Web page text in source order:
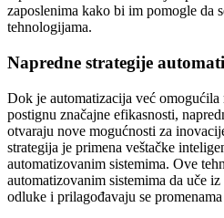
zaposlenima kako bi im pomogle da
tehnologijama.
Napredne strategije
Dok je automatizacija već
postignu značajne efikasnosti,
otvaraju nove mogućnosti za
strategija je primena veštačke
automatizovanim sistemima. Ove
automatizovanim sistemima da uče
odluke i prilagođavaju se